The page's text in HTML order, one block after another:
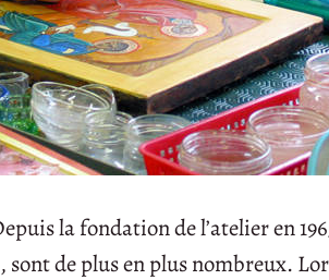
la fondation de l’atelier en
de plus en plus nombreux.